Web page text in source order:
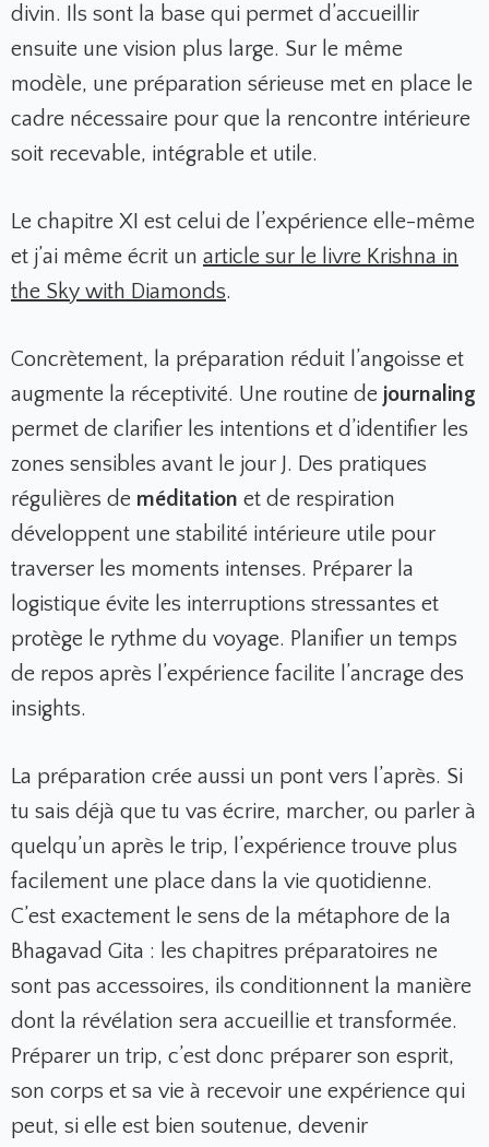
divin. Ils sont la base qui permet d’accueillir
ensuite une vision plus large. Sur le même
modèle, une préparation sérieuse met en place le
cadre nécessaire pour que la rencontre intérieure
soit recevable, intégrable et utile.
Le chapitre XI est celui de l’expérience elle-même
et j’ai même écrit un article sur le livre Krishna in
the Sky with Diamonds.
Concrètement, la préparation réduit l’angoisse et
augmente la réceptivité. Une routine de journaling
permet de clarifier les intentions et d’identifier les
zones sensibles avant le jour J. Des pratiques
régulières de méditation et de respiration
développent une stabilité intérieure utile pour
traverser les moments intenses. Préparer la
logistique évite les interruptions stressantes et
protège le rythme du voyage. Planifier un temps
de repos après l’expérience facilite l’ancrage des
insights.
La préparation crée aussi un pont vers l’après. Si
tu sais déjà que tu vas écrire, marcher, ou parler à
quelqu’un après le trip, l’expérience trouve plus
facilement une place dans la vie quotidienne.
C’est exactement le sens de la métaphore de la
Bhagavad Gita : les chapitres préparatoires ne
sont pas accessoires, ils conditionnent la manière
dont la révélation sera accueillie et transformée.
Préparer un trip, c’est donc préparer son esprit,
son corps et sa vie à recevoir une expérience qui
peut, si elle est bien soutenue, devenir